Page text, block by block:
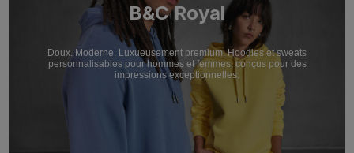
B&C Royal
Doux. Moderne. Luxueusement premium. Hoodies et sweats
personnalisables pour hommes et femmes, conçus pour des
impressions exceptionnelles.